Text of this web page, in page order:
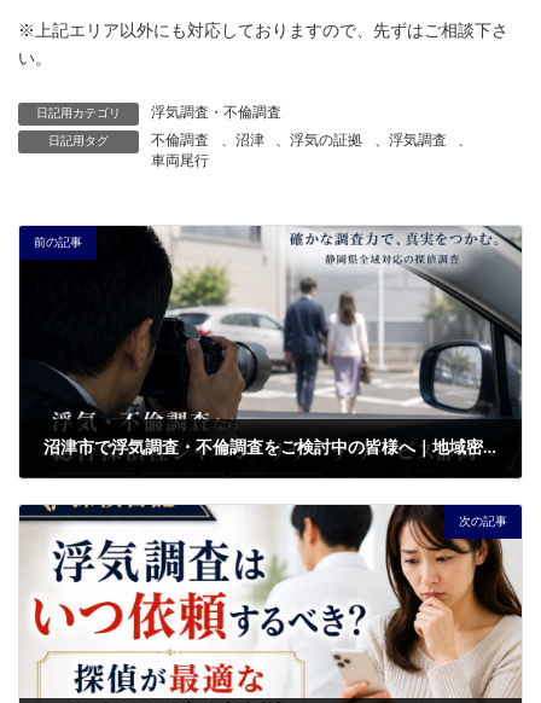
※上記エリア以外にも対応しておりますので、先ずはご相談下さ
い。
日記用カテゴリ 浮気調査・不倫調査
日記用タグ 不倫調査 沼津 、浮気の証拠 浮気調査
車両尾行
前の記事
沼津市で浮気調査・不倫調査をご検討中の皆様へ｜地域密着型の総合探偵社ジャパン・リサーチサービス静岡
次の記事